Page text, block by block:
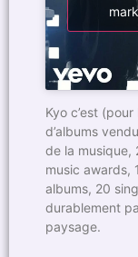
Kyo c’est
d’albums
de la musique,
music awards,
albums, 20
durablement
paysage.